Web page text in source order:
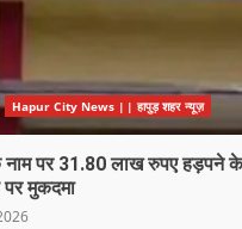
Hapur City News || हापुड़ शहर न्यूज़
नाम पर 31.80 लाख रुपए हड़पने
मुकदमा